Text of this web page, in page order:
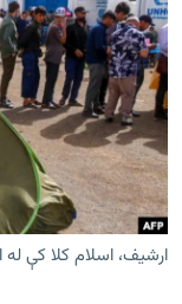
ارشیف، اسلام کلا کې